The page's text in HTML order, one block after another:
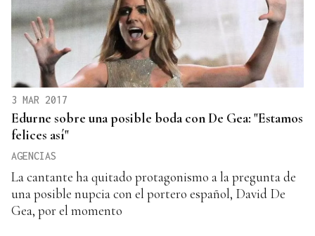
3 MAR 2017
Edurne sobre una posible boda con De Gea: "Estamos
felices así"
AGENCIAS
La cantante ha quitado protagonismo a la pregunta de
una posible nupcia con el portero español, David De
Gea, por el momento